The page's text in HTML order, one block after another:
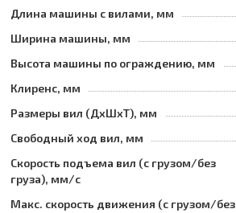
Длина машины с вилами, мм
Ширина машины, мм
Высота машины по ограждению, мм
Клиренс, мм
Размеры вил (ДхШхТ), мм
Свободный ход вил, мм
Скорость подъема вил (с грузом/без
груза), мм/с
Макс. скорость движения (с грузом/без